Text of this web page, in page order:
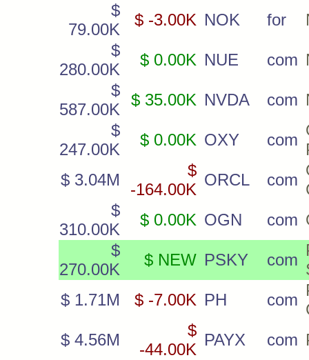
$
79.00K
$ -3.00K NOK for
$
280.00K
$ 0.00K NUE com
$
587.00K
$ 35.00K NVDA com
$
247.00K
$ 0.00K OXY com
$ 3.04M
$
-164.00K
ORCL com
$
310.00K
$ 0.00K OGN com
$
270.00K
$ NEW PSKY com
$ 1.71M
$ -7.00K PH com
$ 4.56M
$
-44.00K
PAYX com